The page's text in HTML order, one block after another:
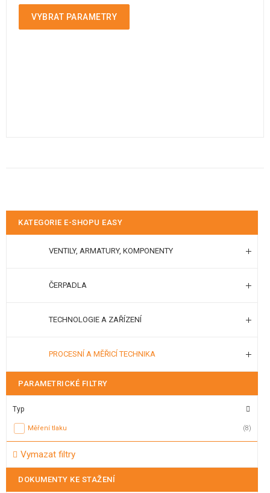
VYBRAT PARAMETRY
KATEGORIE E-SHOPU EASY
VENTILY, ARMATURY, KOMPONENTY
ČERPADLA
TECHNOLOGIE A ZAŘÍZENÍ
PROCESNÍ A MĚŘICÍ TECHNIKA
PARAMETRICKÉ FILTRY
Typ
Měření tlaku (8)
Vymazat filtry
DOKUMENTY KE STAŽENÍ